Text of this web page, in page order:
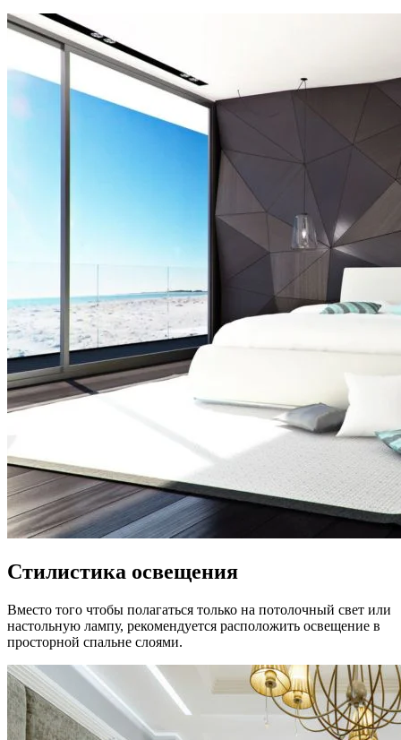
Стилистика освещения
Вместо того чтобы полагаться только на потолочный свет или
настольную лампу, рекомендуется расположить освещение в
просторной спальне слоями.